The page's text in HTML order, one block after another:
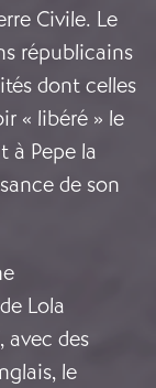
Civile. Le
républicains
dont celles
« libéré » le
à Pepe la
de son
Lola
avec des
le